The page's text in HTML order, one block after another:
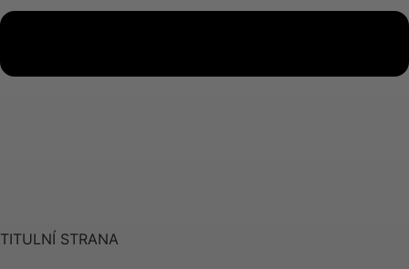
TITULNÍ STRANA